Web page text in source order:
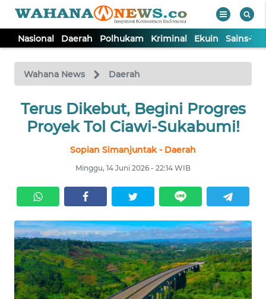
Nasional Daerah Polhukam Kriminal Ekuin Sains-
Wahana News Daerah
Terus Dikebut, Begini Progres
Proyek Tol Ciawi-Sukabumi!
Sopian Simanjuntak - Daerah
Minggu, 14 Juni 2026 - 22:14 WIB
TV
Tutup
NASIONAL
KRIMINAL
EKUIN
SAINS-TEKNO